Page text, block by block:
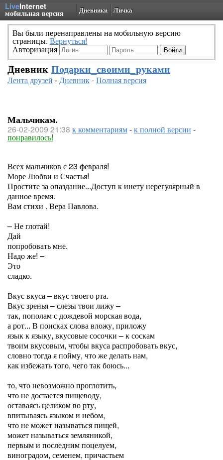
LiveInternet
мобильная версия Дневники Личка
Вы были перенаправлены на мобильную версию
страницы. Вернуться!
Авторизация
Дневник Подарки_своими_руками
Лента друзей -Дневник-Полная версия
Мальчикам.
26-02-2009 21:38 к комментариям-к полной версии -
понравилось!
Всех мальчиков с 23 февраля!
Море Любви и Счастья!
Простите за опаздание...Доступ к инету нерегулярный в
данное время.
Вам стихи . Вера Павлова.
– Не глотай!
Дай
попробовать мне.
Надо же! –
Это
сладко.
Вкус вкуса – вкус твоего рта.
Вкус зренья – слезы твои лижу –
так, пополам с дождевой морская вода,
а рот... В поисках слова вложу, приложу
язык к языку, вкусовые сосочки – к соскам
твоим вкусовым, чтобы вкуса распробовать вкус,
словно тогда я пойму, что же делать нам,
как избежать того, чего так боюсь...
то, что невозможно проглотить,
что не достается пищеводу,
оставаясь целиком во рту,
впитываясь языком и небом,
что не может называться пищей,
может называться земляникой,
первым и последним поцелуем,
виноградом, семенем, причастьем